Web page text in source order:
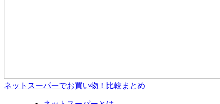
ネットスーパーでお買い物！比較まとめ